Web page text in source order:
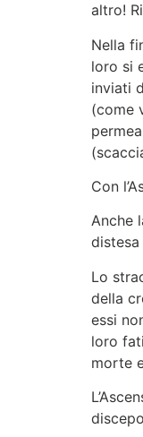
altro!
Nella
loro si
inviati
(come
Con
Anche
Lo
della
essi
loro
morte